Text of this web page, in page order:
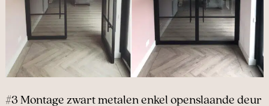
#3 Montage zwart metalen enkel openslaande deur